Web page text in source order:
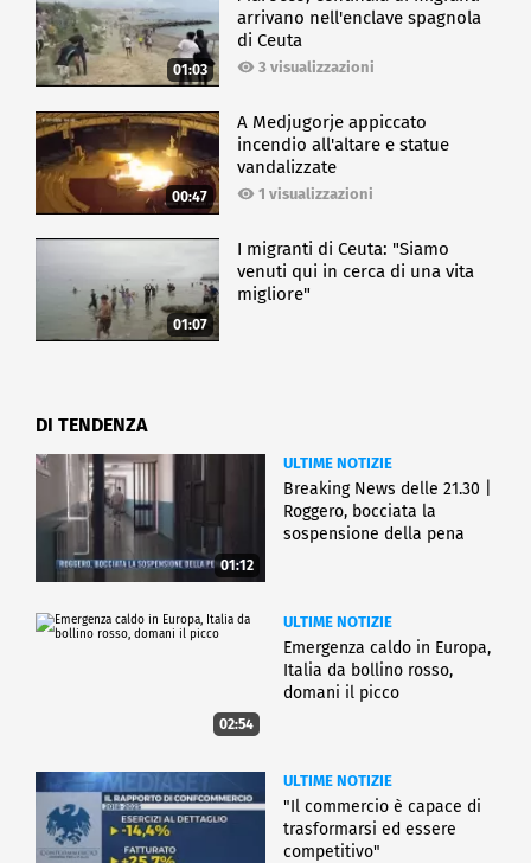
01:03
arrivano nell'enclave spagnola
di Ceuta
3 visualizzazioni
00:47
A Medjugorje appiccato
incendio all'altare e statue
vandalizzate
1 visualizzazioni
01:07
I migranti di Ceuta: "Siamo
venuti qui in cerca di una vita
migliore"
DI TENDENZA
01:12
ULTIME NOTIZIE
Breaking News delle 21.30 |
Roggero, bocciata la
sospensione della pena
02:54
ULTIME NOTIZIE
Emergenza caldo in Europa,
Italia da bollino rosso,
domani il picco
ULTIME NOTIZIE
"Il commercio è capace di
trasformarsi ed essere
competitivo"